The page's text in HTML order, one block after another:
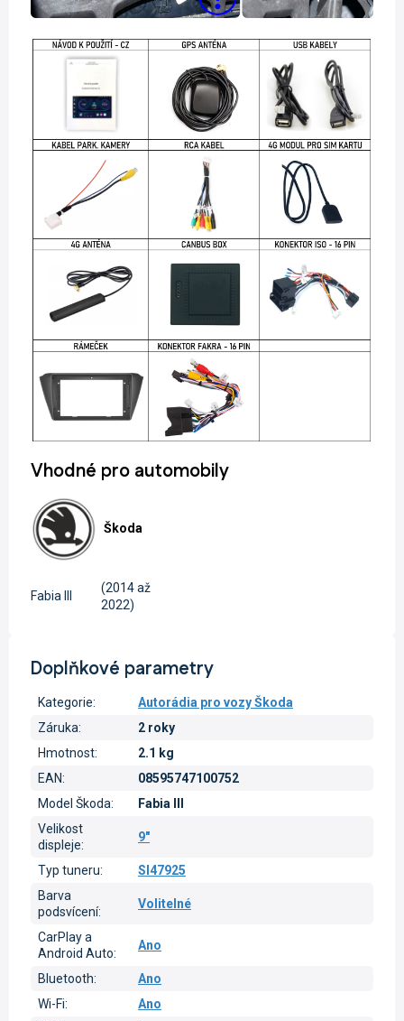
Vhodné pro automobily
Škoda
Fabia III
(2014 až
2022)
Doplňkové parametry
Kategorie:
Autorádia pro vozy Škoda
Záruka:
2 roky
Hmotnost:
2.1 kg
EAN:
08595747100752
Model Škoda:
Fabia III
Velikost
displeje:
9"
Typ tuneru:
SI47925
Barva
podsvícení:
Volitelné
CarPlay a
Android Auto:
Ano
Bluetooth:
Ano
Wi-Fi:
Ano